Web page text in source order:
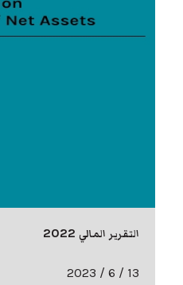
التقرير المالي 2022
13 / 6 / 2023